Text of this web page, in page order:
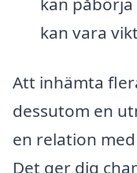
kan vara
Att inhämta
dessutom en
en relation
Det ger dig